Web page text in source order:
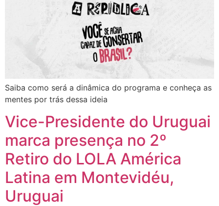
Saiba como será a dinâmica do programa e conheça as
mentes por trás dessa ideia
Vice-Presidente do Uruguai
marca presença no 2º
Retiro do LOLA América
Latina em Montevidéu,
Uruguai